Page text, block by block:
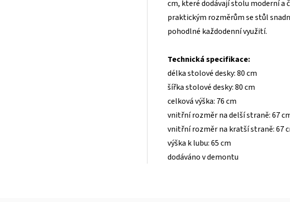
cm, které dodávají stolu moderní a
praktickým rozměrům se stůl
pohodlné každodenní využití.
Technická specifikace:
délka stolové desky: 80 cm
šířka stolové desky: 80 cm
celková výška: 76 cm
vnitřní rozměr na delší straně: 67
vnitřní rozměr na kratší straně: 67
výška k lubu: 65 cm
dodáváno v demontu